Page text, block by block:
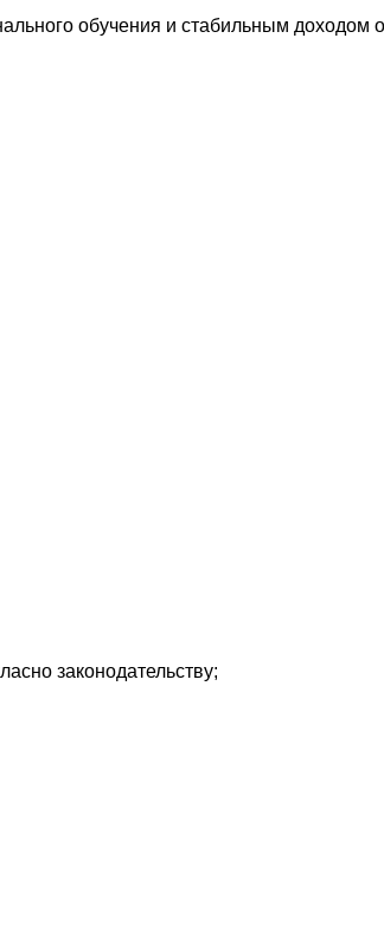
обучения и стабильным доходом
законодательству;